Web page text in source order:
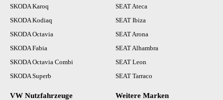
SKODA Karoq
SKODA Kodiaq
SKODA Octavia
SKODA Fabia
SKODA Octavia Combi
SKODA Superb
SEAT Ateca
SEAT Ibiza
SEAT Arona
SEAT Alhambra
SEAT Leon
SEAT Tarraco
VW Nutzfahrzeuge Weitere Marken